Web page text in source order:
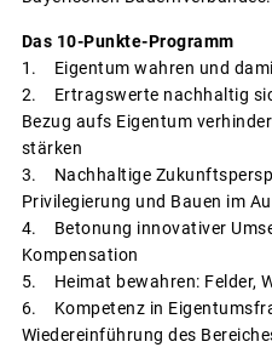
Das 10-Punkte-Programm
1. Eigentum wahren und
2. Ertragswerte nachhaltig
Bezug aufs Eigentum
stärken
3. Nachhaltige
Privilegierung und Bauen im
4. Betonung innovativer
Kompensation
5. Heimat bewahren: Felder,
6. Kompetenz in
Wiedereinführung des